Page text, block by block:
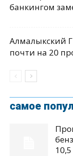
банкингом
Алмалыкский
почти на 20
самое